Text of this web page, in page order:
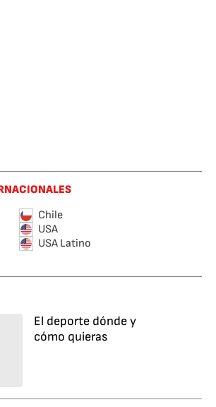
Chile
USA
USA Latino
El deporte dónde y
cómo quieras